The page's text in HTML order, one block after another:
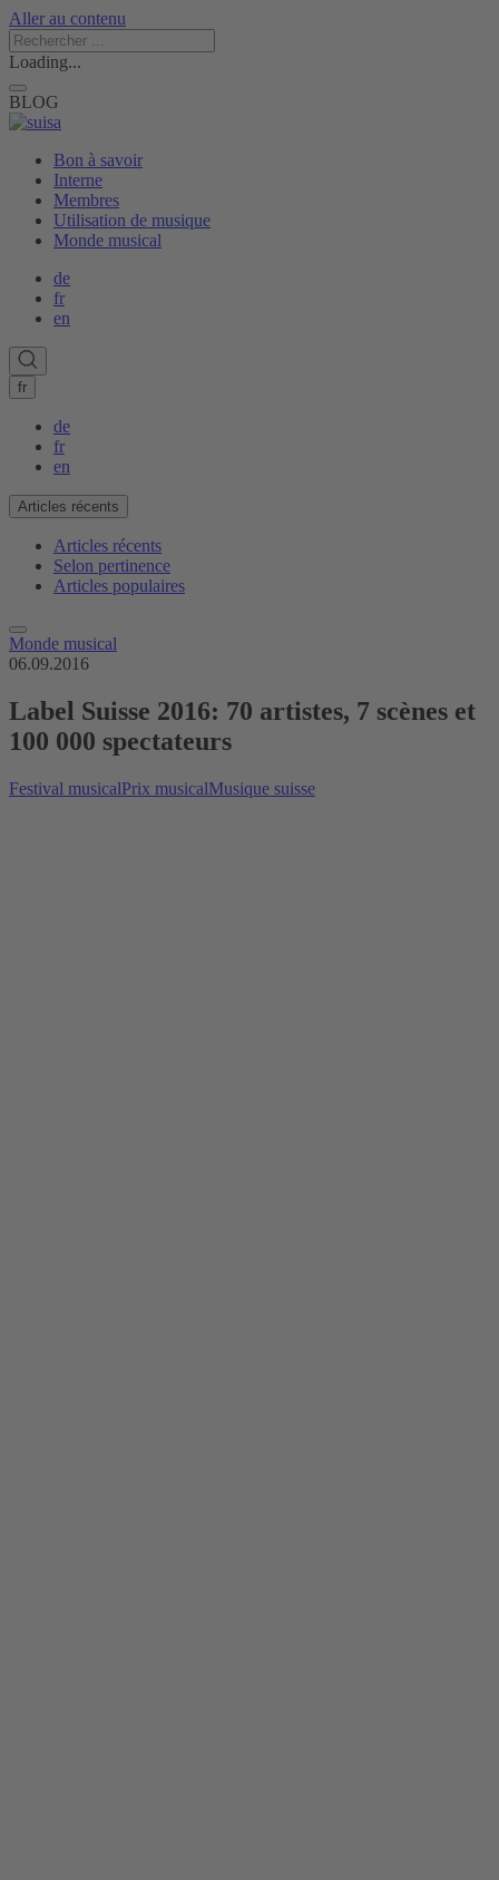
Aller au contenu
Loading...
BLOG
Bon à savoir
Interne
Membres
Utilisation de musique
Monde musical
de
fr
en
fr
de
fr
en
Articles récents
Articles récents
Selon pertinence
Articles populaires
Monde musical
06.09.2016
Label Suisse 2016: 70 artistes, 7 scènes et
100 000 spectateurs
Festival musicalPrix musicalMusique suisse